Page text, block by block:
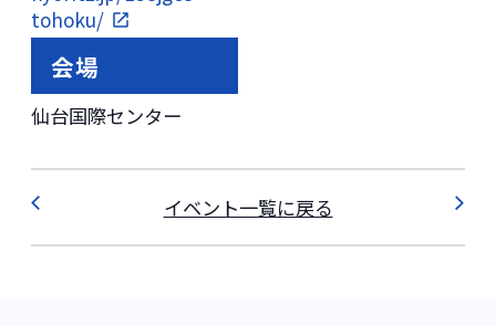
tohoku/
会場
仙台国際センター
イベント一覧に戻る